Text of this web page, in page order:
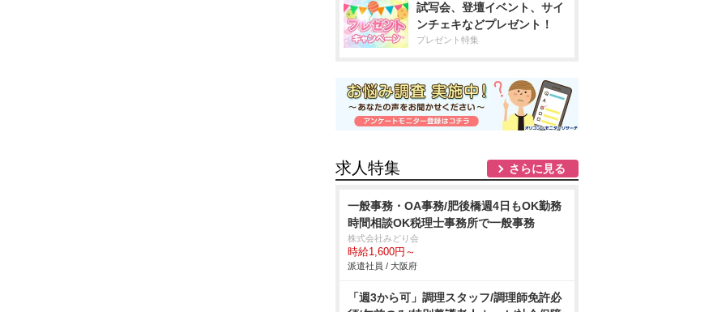
試写会、登壇イベント、サイ
ンチェキなどプレゼント！
プレゼント特集
求人特集 さらに見る
一般事務・OA事務/肥後橋週4日もOK勤務
時間相談OK税理士事務所で一般事務
株式会社みどり会
時給1,600円～
派遣社員 / 大阪府
「週3から可」調理スタッフ/調理師免許必